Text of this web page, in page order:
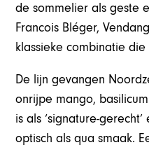
de sommelier als geste
Francois Bléger,
klassieke combinatie
De lijn gevangen
onrijpe mango,
is als ‘signature-
optisch als qua smaak.